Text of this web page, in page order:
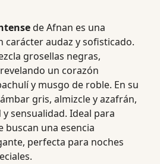
de Afnan es una
carácter audaz y sofisticado.
grosellas negras,
un corazón
y musgo de roble. En su
gris, almizcle y azafrán,
sensualidad. Ideal para
una esencia
perfecta para noches